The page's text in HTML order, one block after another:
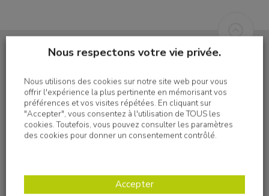
S'inscrire à la newsletter
Nous suivre sur les réseaux sociaux
Nous respectons votre vie privée.
Nous utilisons des cookies sur notre site web pour vous
offrir l'expérience la plus pertinente en mémorisant vos
préférences et vos visites répétées. En cliquant sur
"Accepter", vous consentez à l'utilisation de TOUS les
cookies. Toutefois, vous pouvez consulter les paramètres
des cookies pour donner un consentement contrôlé.
Accepter